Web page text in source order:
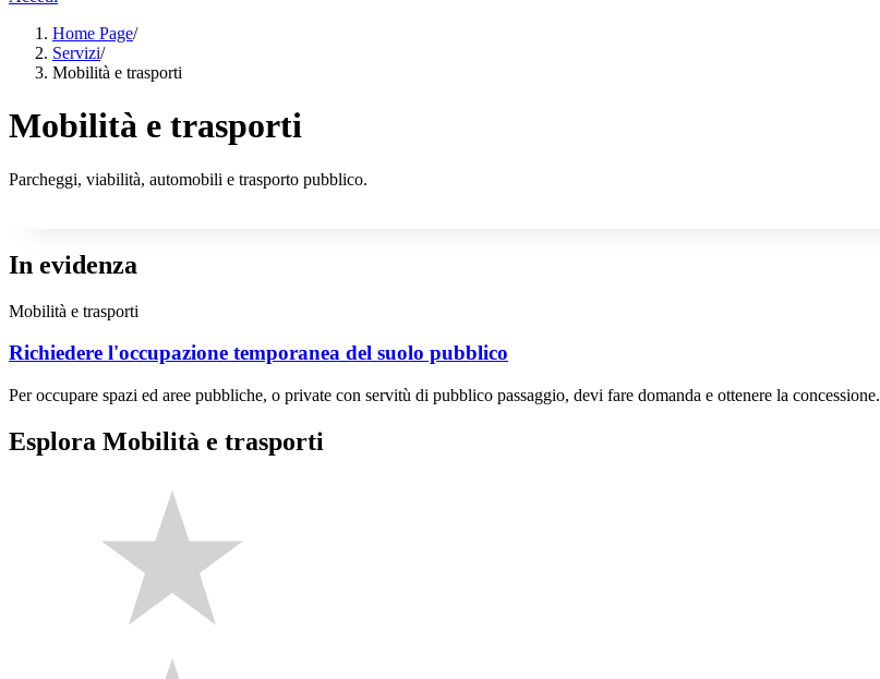
Home Page/
Servizi/
Mobilità e trasporti
Mobilità e trasporti
Parcheggi, viabilità, automobili e trasporto pubblico.
In evidenza
Mobilità e trasporti
Richiedere l'occupazione temporanea del suolo pubblico
Per occupare spazi ed aree pubbliche, o private con servitù di pubblico passaggio, devi fare domanda e ottenere la concessione.
Esplora Mobilità e trasporti